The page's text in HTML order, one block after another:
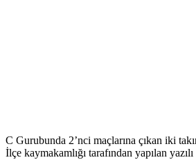
C Gurubunda 2’nci maçlarına çıkan iki
İlçe kaymakamlığı tarafından yapılan